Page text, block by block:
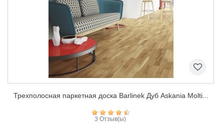
Трехполосная паркетная доска Barlinek Дуб Askania Molti...
3 Отзыв(ы)